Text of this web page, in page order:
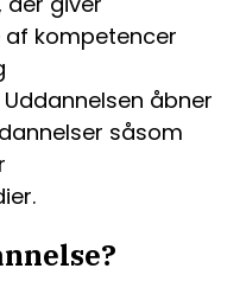
kompetencer
åbner
såsom